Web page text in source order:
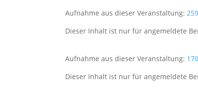
Aufnahme aus dieser Veranstaltung:
Dieser Inhalt ist nur für angemeldete
Aufnahme aus dieser Veranstaltung:
Dieser Inhalt ist nur für angemeldete